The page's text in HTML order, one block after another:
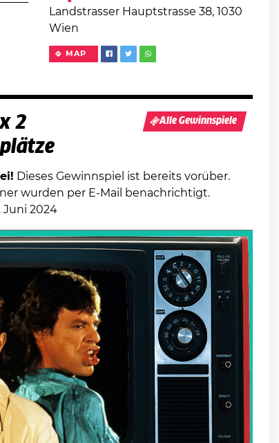
Landstrasser Hauptstrasse 38, 1030
Wien
MAP
2
Alle Gewinnspiele
Dieses Gewinnspiel ist bereits vorüber.
wurden per E-Mail benachrichtigt.
Juni 2024